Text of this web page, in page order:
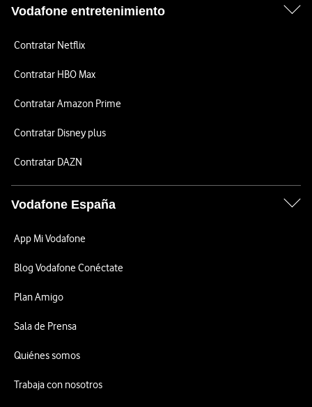
Vodafone entretenimiento
Contratar Netflix
Contratar HBO Max
Contratar Amazon Prime
Contratar Disney plus
Contratar DAZN
Vodafone España
App Mi Vodafone
Blog Vodafone Conéctate
Plan Amigo
Sala de Prensa
Quiénes somos
Trabaja con nosotros